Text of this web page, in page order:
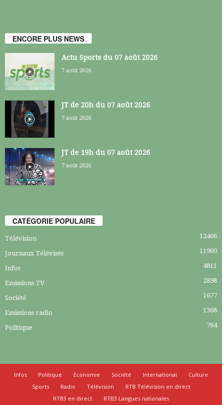
ENCORE PLUS NEWS
Actu Sports du 07 août 2026
7 août 2026
JT de 20h du 07 août 2026
7 août 2026
JT de 19h du 07 août 2026
7 août 2026
CATÉGORIE POPULAIRE
Télévision 12466
Journaux Télévisés 11900
Infos 4811
Emissions TV 2898
Société 1677
Emissions radio 1368
Politique 784
Infos Politique Economie Société International
Culture
Sports
Radio Télévision
RTB Télévision en direct
RTB3 en direct
RTB3 Langues nationales